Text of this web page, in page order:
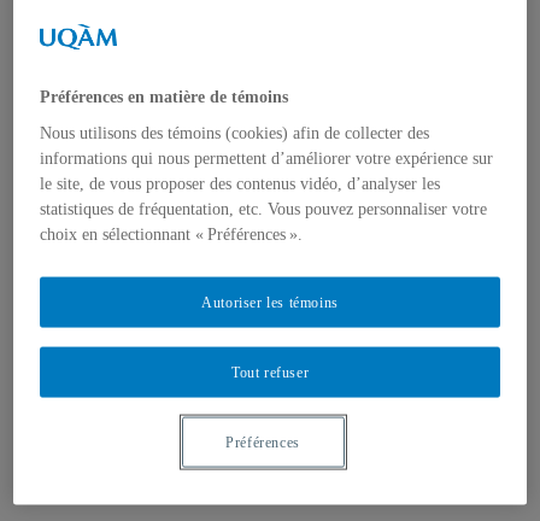
Haïti
Emplois, bourses et stages
Think Tank
Centre de réflexion de l’IEIM
Récentes réalisations
Fellows de l’IEIM
Regards de l’IEIM
Préférences en matière de témoins
Nous utilisons des témoins (cookies) afin de collecter des
informations qui nous permettent d’améliorer votre expérience sur
le site, de vous proposer des contenus vidéo, d’analyser les
statistiques de fréquentation, etc. Vous pouvez personnaliser votre
choix en sélectionnant « Préférences ».
Tout refuser
Autoriser les témoins
Préférences